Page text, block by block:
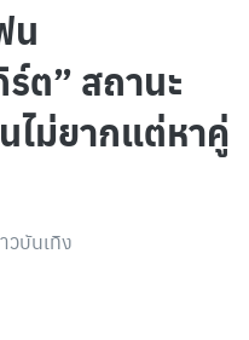
น
ต” สถานะ
ไม่ยากแต่หาคู่
วบันเทิง